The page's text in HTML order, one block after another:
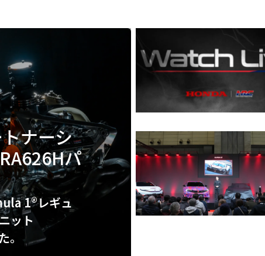
ナーシ
パ
1®レギュ
ット